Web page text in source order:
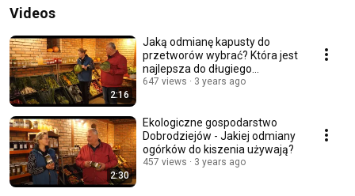
Videos
2:16
Jaką odmianę kapusty do
przetworów wybrać? Która jest
najlepsza do długiego
przechowywania?
647 views 3 years ago
2:30
Ekologiczne gospodarstwo
Dobrodziejów - Jakiej odmiany
ogórków do kiszenia używają?
457 views 3 years ago